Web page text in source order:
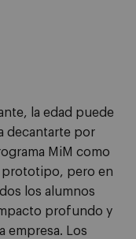
la edad puede
decantarte por
MiM como
prototipo, pero en
los alumnos
profundo y
empresa. Los